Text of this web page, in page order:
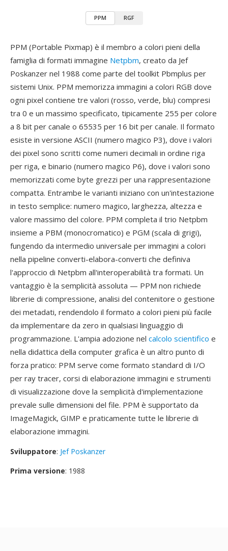
PPM RGF
PPM (Portable Pixmap) è il membro a colori pieni della
famiglia di formati immagine Netpbm, creato da Jef
Poskanzer nel 1988 come parte del toolkit Pbmplus per
sistemi Unix. PPM memorizza immagini a colori RGB dove
ogni pixel contiene tre valori (rosso, verde, blu) compresi
tra 0 e un massimo specificato, tipicamente 255 per colore
a 8 bit per canale o 65535 per 16 bit per canale. Il formato
esiste in versione ASCII (numero magico P3), dove i valori
dei pixel sono scritti come numeri decimali in ordine riga
per riga, e binario (numero magico P6), dove i valori sono
memorizzati come byte grezzi per una rappresentazione
compatta. Entrambe le varianti iniziano con un'intestazione
in testo semplice: numero magico, larghezza, altezza e
valore massimo del colore. PPM completa il trio Netpbm
insieme a PBM (monocromatico) e PGM (scala di grigi),
fungendo da intermedio universale per immagini a colori
nella pipeline converti-elabora-converti che definiva
l'approccio di Netpbm all'interoperabilità tra formati. Un
vantaggio è la semplicità assoluta — PPM non richiede
librerie di compressione, analisi del contenitore o gestione
dei metadati, rendendolo il formato a colori pieni più facile
da implementare da zero in qualsiasi linguaggio di
programmazione. L'ampia adozione nel calcolo scientifico e
nella didattica della computer grafica è un altro punto di
forza pratico: PPM serve come formato standard di I/O
per ray tracer, corsi di elaborazione immagini e strumenti
di visualizzazione dove la semplicità d'implementazione
prevale sulle dimensioni del file. PPM è supportato da
ImageMagick, GIMP e praticamente tutte le librerie di
elaborazione immagini.
Sviluppatore: Jef Poskanzer
Prima versione: 1988